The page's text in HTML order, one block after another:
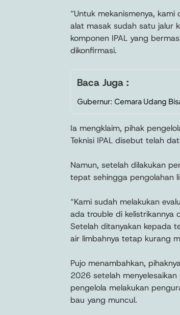
“Untuk mekanismenya,
alat masak sudah satu jalur
komponen IPAL yang
dikonfirmasi.
Baca Juga :
Gubernur: Cemara Udang
Ia mengklaim, pihak
Teknisi IPAL disebut telah
Namun, setelah dilakukan
tepat sehingga pengolahan
“Kami sudah melakukan
ada trouble di kelistrikannya
Setelah ditanyakan kepada
air limbahnya tetap kurang
Pujo menambahkan,
2026 setelah
pengelola melakukan
bau yang muncul.